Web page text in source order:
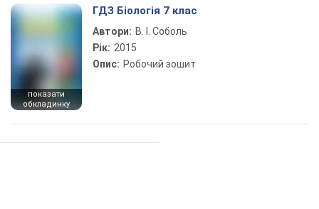
показати
обкладинку
ГДЗ Біологія 7 клас
Автори: В. І. Соболь
Рік: 2015
Опис: Робочий зошит